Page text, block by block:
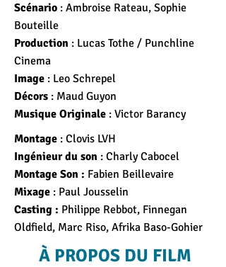
Scénario : Ambroise Rateau, Sophie
Bouteille
Production : Lucas Tothe / Punchline
Cinema
Image : Leo Schrepel
Décors : Maud Guyon
Musique Originale : Victor Barancy
Montage : Clovis LVH
Ingénieur du son : Charly Cabocel
Montage Son : Fabien Beillevaire
Mixage : Paul Jousselin
Casting : Philippe Rebbot, Finnegan
Oldfield, Marc Riso, Afrika Baso-Gohier
À PROPOS DU FILM